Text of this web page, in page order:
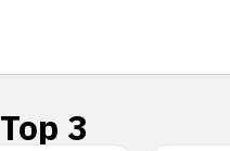
Top 3